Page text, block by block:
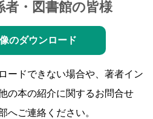
者・図書館の皆様
のダウンロード
ードできない場合や、著者イン
の本の紹介に関するお問合せ
へご連絡ください。